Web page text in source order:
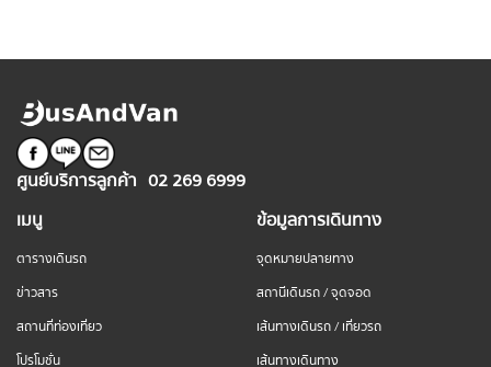
ศูนย์บริการลูกค้า 02 269 6999
เมนู
ตารางเดินรถ
ข่าวสาร
สถานที่ท่องเที่ยว
โปรโมชั่น
ข้อมูลการเดินทาง
จุดหมายปลายทาง
สถานีเดินรถ / จุดจอด
เส้นทางเดินรถ / เที่ยวรถ
เส้นทางเดินทาง